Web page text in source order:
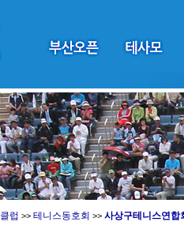
클럽 >> 테니스동호회 >> 사상구테니스연합